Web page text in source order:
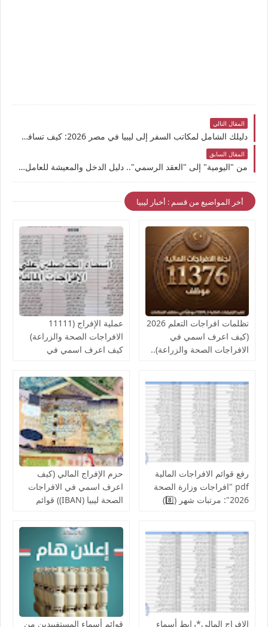
المقال التالي
دليلك الشامل لمكاتب السفر إلى ليبيا في مصر 2026: كيف تسافر بأمان ودون استغلال؟
المقال السابق
من "اليومية" إلى "العقد الرسمي".. دليل الدخل والمعيشة للعامل المصري في ليبيا 2026
أخر المواضيع من قسم : أخبار ليبيا
تظلمات افراجات التعلم 2026
(كيف اعرف اسمي في
الافراجات الصحة والزراعة)..
الصحة ومراقبات التعليم
عملية الإفراج (11111
الافراجات الصحة والزراعة)
كيف اعرف اسمي في
لإنجاز الإفراج المالي عن
رواتب الموظفين لشهر
أغسطس
رفع قوائم الافراجات المالية
pdf "افراجات وزارة الصحة
2026": مرتبات شهر (8️⃣)
الوطني للبحوث الطبية
والكليات التقنية والمعاهد
حزم الإفراج المالي (كيف
اعرف اسمي في الافراجات
الصحة ليبيا (IBAN)) قوائم
الخدمات المالية الحجر
الزراعي ,جهاز حرس المنشآت
النفطية,جامعة المرقب, فزان,
الزنتان, الجفارة
الإفراج المالي*رابط أسماء قوائم أسماء المستفييدين من